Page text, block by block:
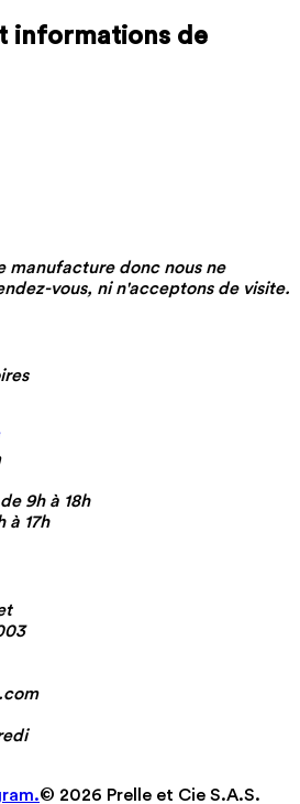
informations de
manufacture donc nous ne
vous, ni n'acceptons de visite.
9h à 18h
à 17h
© 2026 Prelle et Cie S.A.S.